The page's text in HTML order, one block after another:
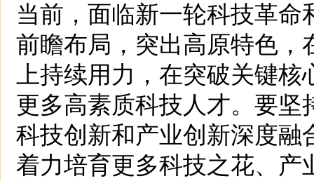
当前，面临新一轮科技革
前瞻布局，突出高原特色
上持续用力，在突破关键
更多高素质科技人才。要
科技创新和产业创新深度
着力培育更多科技之花、产